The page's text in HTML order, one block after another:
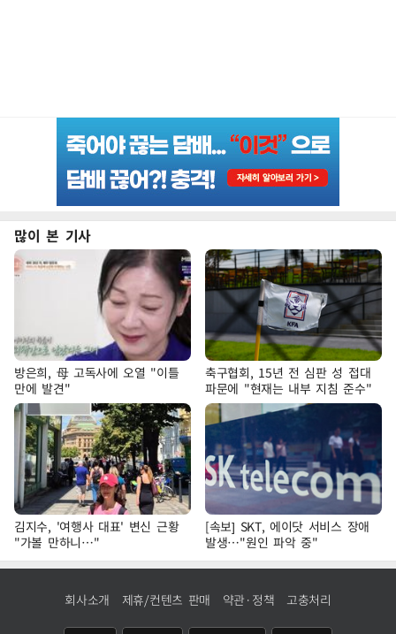
많이 본 기사
방은희, 母 고독사에 오열 "이틀
만에 발견"
축구협회, 15년 전 심판 성 접대
파문에 "현재는 내부 지침 준수"
김지수, '여행사 대표' 변신 근황
"가볼 만하니…"
[속보] SKT, 에이닷 서비스 장애
발생…"원인 파악 중"
회사소개 제휴/컨텐츠 판매 약관·정책 고충처리